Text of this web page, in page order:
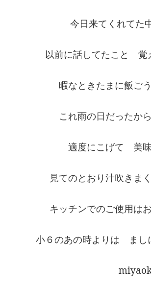
今日来てくれてた
以前に話してたこと 覚
暇なときたまに飯ご
これ雨の日だったか
適度にこげて 美
見てのとおり汁吹きま
キッチンでのご使用は
小６のあの時よりは ま